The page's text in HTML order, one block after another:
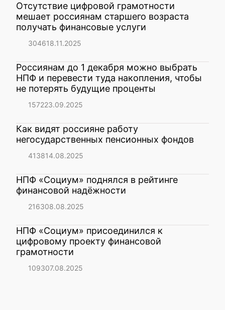
Отсутствие цифровой грамотности
мешает россиянам старшего возраста
получать финансовые услуги
304618.11.2025
Россиянам до 1 декабря можно выбрать
НПФ и перевести туда накопления, чтобы
не потерять будущие проценты
157223.09.2025
Как видят россияне работу
негосударственных пенсионных фондов
413814.08.2025
НПФ «Социум» поднялся в рейтинге
финансовой надёжности
216308.08.2025
НПФ «Социум» присоединился к
цифровому проекту финансовой
грамотности
109307.08.2025